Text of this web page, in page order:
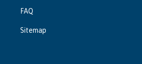
FAQ
Sitemap